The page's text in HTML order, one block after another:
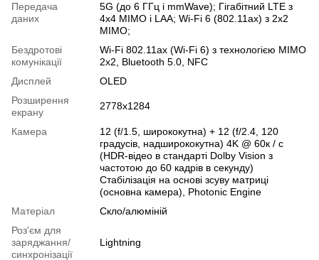
Передача
даних
5G (до 6 ГГц і mmWave); Гігабітний LTE з
4x4 MIMO і LAA; Wi-Fi 6 (802.11ax) з 2x2
MIMO;
Бездротові
комунікації
Wi-Fi 802.11ax (Wi-Fi 6) з технологією MIMO
2x2, Bluetooth 5.0, NFC
Дисплей
OLED
Розширення
екрану
2778x1284
Камера
12 (f/1.5, ширококутна) + 12 (f/2.4, 120
градусів, надширококутна) 4K @ 60к / с
(HDR-відео в стандарті Dolby Vision з
частотою до 60 кадрів в секунду)
Стабілізація на основі зсуву матриці
(основна камера), Photonic Engine
Матеріал
Скло/алюміній
Роз'єм для
заряджання/
синхронізації
Lightning